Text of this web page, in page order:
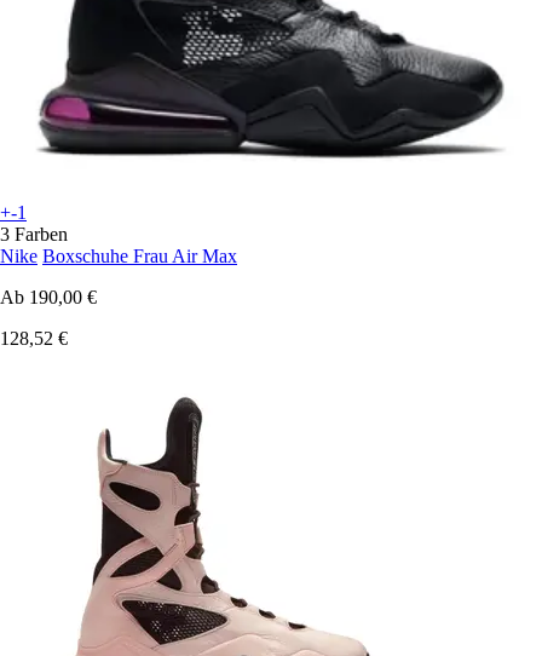
+-1
3 Farben
Nike Boxschuhe Frau Air Max
Ab 190,00 €
128,52 €